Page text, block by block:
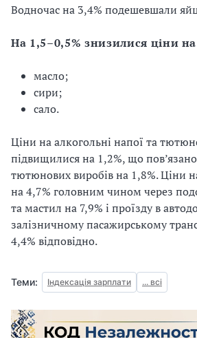
Водночас на 3,4% подешевшали
На 1,5–0,5% знизилися ціни на
масло;
сири;
сало.
Ціни на алкогольні напої та
підвищилися на 1,2%, що
тютюнових виробів на 1,8%. Ціни
на 4,7% головним чином через
та мастил на 7,9% і проїзду в
залізничному пасажирському
4,4% відповідно.
Теми: Індексація зарплати ... всі